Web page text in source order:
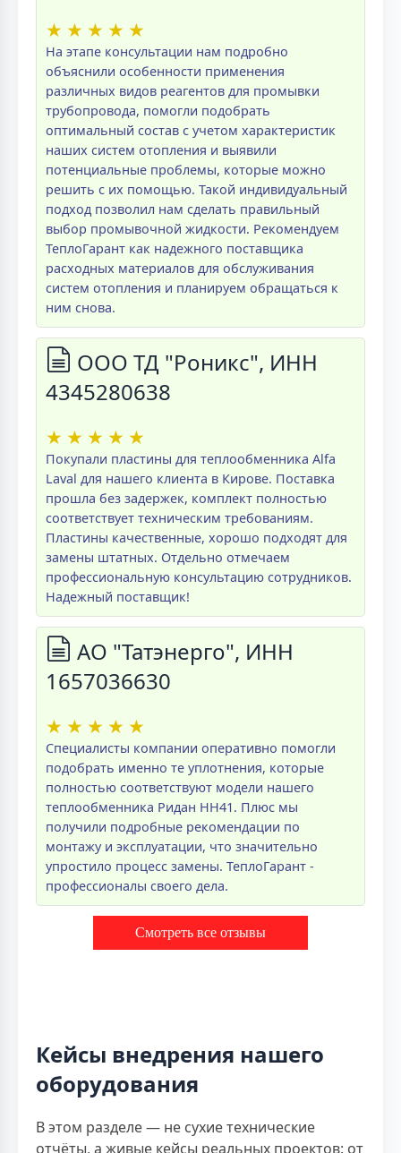
★ ★ ★ ★ ★
На этапе консультации нам подробно
объяснили особенности применения
различных видов реагентов для промывки
трубопровода, помогли подобрать
оптимальный состав с учетом характеристик
наших систем отопления и выявили
потенциальные проблемы, которые можно
решить с их помощью. Такой индивидуальный
подход позволил нам сделать правильный
выбор промывочной жидкости. Рекомендуем
ТеплоГарант как надежного поставщика
расходных материалов для обслуживания
систем отопления и планируем обращаться к
ним снова.
ООО ТД "Роникс", ИНН
4345280638
★ ★ ★ ★ ★
Покупали пластины для теплообменника Alfa
Laval для нашего клиента в Кирове. Поставка
прошла без задержек, комплект полностью
соответствует техническим требованиям.
Пластины качественные, хорошо подходят для
замены штатных. Отдельно отмечаем
профессиональную консультацию сотрудников.
Надежный поставщик!
АО "Татэнерго", ИНН
1657036630
★ ★ ★ ★ ★
Специалисты компании оперативно помогли
подобрать именно те уплотнения, которые
полностью соответствуют модели нашего
теплообменника Ридан НН41. Плюс мы
получили подробные рекомендации по
монтажу и эксплуатации, что значительно
упростило процесс замены. ТеплоГарант -
профессионалы своего дела.
Смотреть все отзывы
Кейсы внедрения нашего
оборудования
В этом разделе — не сухие технические
отчёты, а живые кейсы реальных проектов: от